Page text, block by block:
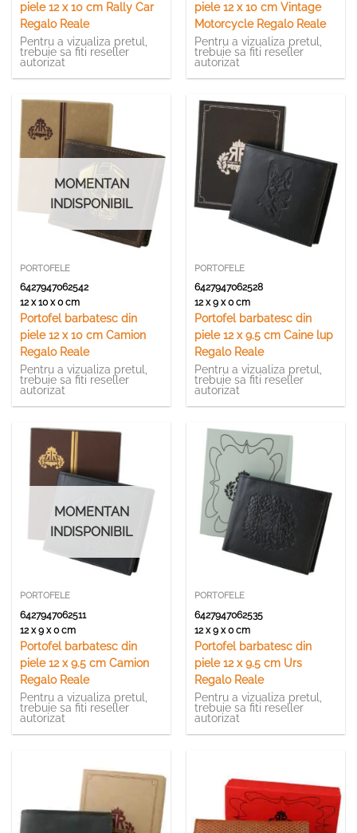
piele 12 x 10 cm Rally Car
Regalo Reale
Pentru a vizualiza pretul,
trebuie sa fiti reseller
autorizat
piele 12 x 10 cm Vintage
Motorcycle Regalo Reale
Pentru a vizualiza pretul,
trebuie sa fiti reseller
autorizat
MOMENTAN
INDISPONIBIL
PORTOFELE
6427947062542
12 x 10 x 0 cm
Portofel barbatesc din
piele 12 x 10 cm Camion
Regalo Reale
Pentru a vizualiza pretul,
trebuie sa fiti reseller
autorizat
PORTOFELE
6427947062528
12 x 9 x 0 cm
Portofel barbatesc din
piele 12 x 9.5 cm Caine lup
Regalo Reale
Pentru a vizualiza pretul,
trebuie sa fiti reseller
autorizat
MOMENTAN
INDISPONIBIL
PORTOFELE
6427947062511
12 x 9 x 0 cm
Portofel barbatesc din
piele 12 x 9.5 cm Camion
Regalo Reale
Pentru a vizualiza pretul,
trebuie sa fiti reseller
autorizat
PORTOFELE
6427947062535
12 x 9 x 0 cm
Portofel barbatesc din
piele 12 x 9.5 cm Urs
Regalo Reale
Pentru a vizualiza pretul,
trebuie sa fiti reseller
autorizat